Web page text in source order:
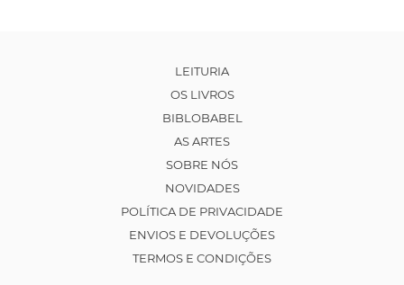
LEITURIA
OS LIVROS
BIBLOBABEL
AS ARTES
SOBRE NÓS
NOVIDADES
POLÍTICA DE PRIVACIDADE
ENVIOS E DEVOLUÇÕES
TERMOS E CONDIÇÕES